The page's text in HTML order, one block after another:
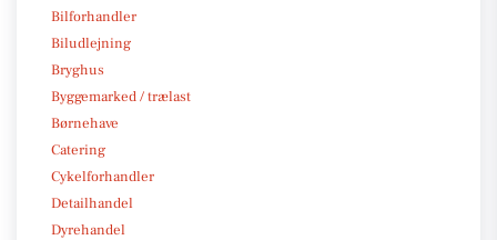
Bilforhandler
Biludlejning
Bryghus
Byggemarked / trælast
Børnehave
Catering
Cykelforhandler
Detailhandel
Dyrehandel